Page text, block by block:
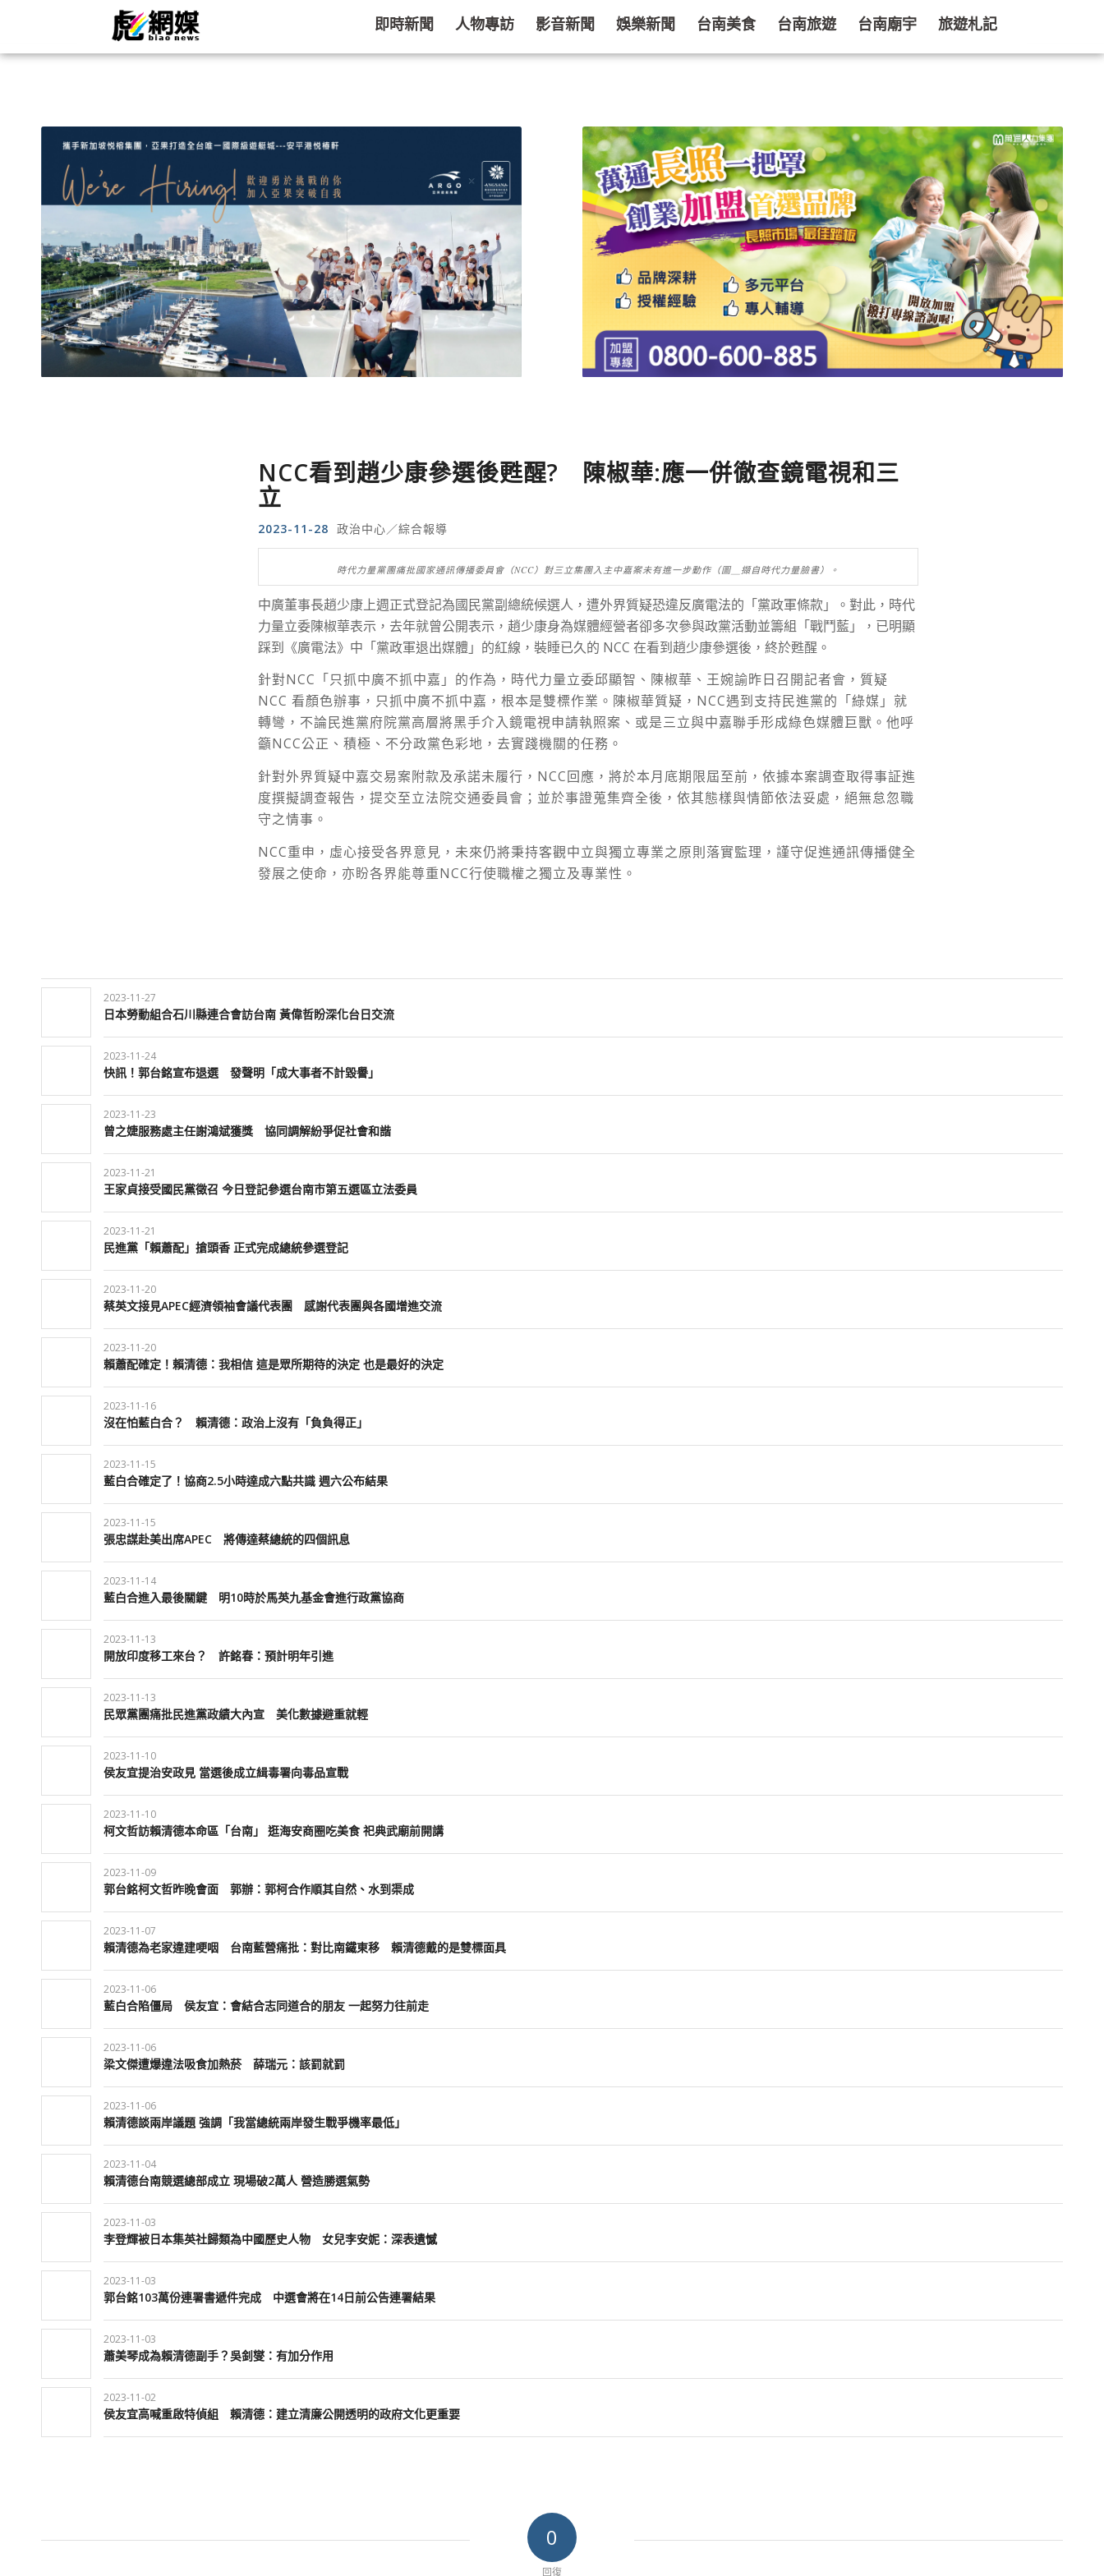
即時新聞 人物專訪 影音新聞 娛樂新聞 台南美食 台南旅遊 台南廟宇 旅遊札記
NCC看到趙少康參選後甦醒? 陳椒華:應一併徹查鏡電視和三
立
2023-11-28 政治中心／綜合報導
時代力量黨團痛批國家通訊傳播委員會（NCC）對三立集團入主中嘉案未有進一步動作（圖＿擷自時代力量臉書）。
中廣董事長趙少康上週正式登記為國民黨副總統候選人，遭外界質疑恐違反廣電法的「黨政軍條款」。對此，時代
力量立委陳椒華表示，去年就曾公開表示，趙少康身為媒體經營者卻多次參與政黨活動並籌組「戰鬥藍」，已明顯
踩到《廣電法》中「黨政軍退出媒體」的紅線，裝睡已久的 NCC 在看到趙少康參選後，終於甦醒。
針對NCC「只抓中廣不抓中嘉」的作為，時代力量立委邱顯智、陳椒華、王婉諭昨日召開記者會，質疑
NCC 看顏色辦事，只抓中廣不抓中嘉，根本是雙標作業。陳椒華質疑，NCC遇到支持民進黨的「綠媒」就
轉彎，不論民進黨府院黨高層將黑手介入鏡電視申請執照案、或是三立與中嘉聯手形成綠色媒體巨獸。他呼
籲NCC公正、積極、不分政黨色彩地，去實踐機關的任務。
針對外界質疑中嘉交易案附款及承諾未履行，NCC回應，將於本月底期限屆至前，依據本案調查取得事証進
度撰擬調查報告，提交至立法院交通委員會；並於事證蒐集齊全後，依其態樣與情節依法妥處，絕無怠忽職
守之情事。
NCC重申，虛心接受各界意見，未來仍將秉持客觀中立與獨立專業之原則落實監理，謹守促進通訊傳播健全
發展之使命，亦盼各界能尊重NCC行使職權之獨立及專業性。
2023-11-27
日本勞動組合石川縣連合會訪台南 黃偉哲盼深化台日交流
2023-11-24
快訊！郭台銘宣布退選 發聲明「成大事者不計毀譽」
2023-11-23
曾之婕服務處主任謝鴻斌獲獎 協同調解紛爭促社會和諧
2023-11-21
王家貞接受國民黨徵召 今日登記參選台南市第五選區立法委員
2023-11-21
民進黨「賴蕭配」搶頭香 正式完成總統參選登記
2023-11-20
蔡英文接見APEC經濟領袖會議代表團 感謝代表團與各國增進交流
2023-11-20
賴蕭配確定！賴清德：我相信 這是眾所期待的決定 也是最好的決定
2023-11-16
沒在怕藍白合？ 賴清德：政治上沒有「負負得正」
2023-11-15
藍白合確定了！協商2.5小時達成六點共識 週六公布結果
2023-11-15
張忠謀赴美出席APEC 將傳達蔡總統的四個訊息
2023-11-14
藍白合進入最後關鍵 明10時於馬英九基金會進行政黨協商
2023-11-13
開放印度移工來台？ 許銘春：預計明年引進
2023-11-13
民眾黨團痛批民進黨政績大內宣 美化數據避重就輕
2023-11-10
侯友宜提治安政見 當選後成立緝毒署向毒品宣戰
2023-11-10
柯文哲訪賴清德本命區「台南」 逛海安商圈吃美食 祀典武廟前開講
2023-11-09
郭台銘柯文哲昨晚會面 郭辦：郭柯合作順其自然、水到渠成
2023-11-07
賴清德為老家違建哽咽 台南藍營痛批：對比南鐵東移 賴清德戴的是雙標面具
2023-11-06
藍白合陷僵局 侯友宜：會結合志同道合的朋友 一起努力往前走
2023-11-06
梁文傑遭爆違法吸食加熱菸 薛瑞元：該罰就罰
2023-11-06
賴清德談兩岸議題 強調「我當總統兩岸發生戰爭機率最低」
2023-11-04
賴清德台南競選總部成立 現場破2萬人 營造勝選氣勢
2023-11-03
李登輝被日本集英社歸類為中國歷史人物 女兒李安妮：深表遺憾
2023-11-03
郭台銘103萬份連署書遞件完成 中選會將在14日前公告連署結果
2023-11-03
蕭美琴成為賴清德副手？吳釗燮：有加分作用
2023-11-02
侯友宜高喊重啟特偵組 賴清德：建立清廉公開透明的政府文化更重要
0
回復